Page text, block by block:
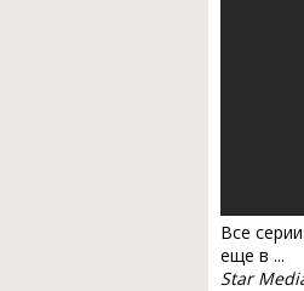
Все
еще в ...
Star